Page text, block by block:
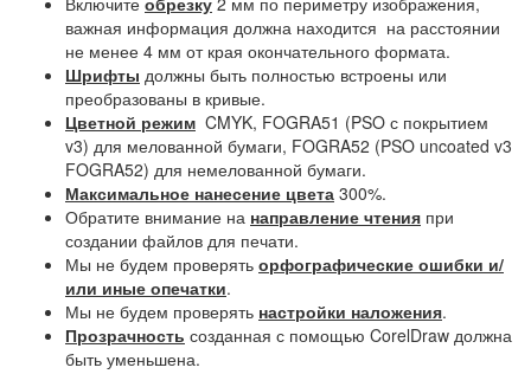
важная информация должна находится на расстоянии
не менее 4 мм от края окончательного формата.
Шрифты должны быть полностью встроены или
преобразованы в кривые.
Цветной режим CMYK, FOGRA51 (PSO с покрытием
v3) для мелованной бумаги, FOGRA52 (PSO uncoated v3
FOGRA52) для немелованной бумаги.
Максимальное нанесение цвета 300%.
Обратите внимание на направление чтения при
создании файлов для печати.
Мы не будем проверять орфографические ошибки и/
или иные опечатки.
Мы не будем проверять настройки наложения.
Прозрачность созданная с помощью CorelDraw должна
быть уменьшена.